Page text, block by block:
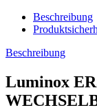
Beschreibung
Beschreibung
Luminox